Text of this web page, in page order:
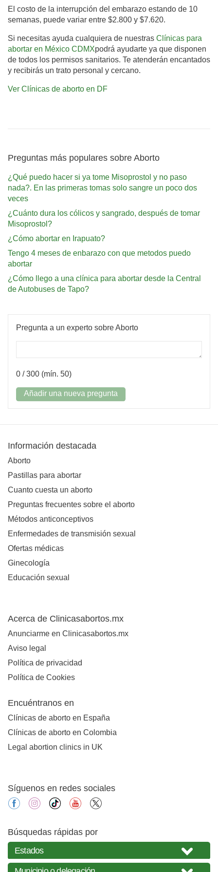
El costo de la interrupción del embarazo estando de 10
semanas, puede variar entre $2.800 y $7.620.
Si necesitas ayuda cualquiera de nuestras Clínicas para
abortar en México CDMXpodrá ayudarte ya que disponen
de todos los permisos sanitarios. Te atenderán encantados
y recibirás un trato personal y cercano.
Ver Clínicas de aborto en DF
Preguntas más populares sobre Aborto
¿Qué puedo hacer si ya tome Misoprostol y no paso
nada?. En las primeras tomas solo sangre un poco dos
veces
¿Cuánto dura los cólicos y sangrado, después de tomar
Misoprostol?
¿Cómo abortar en Irapuato?
Tengo 4 meses de enbarazo con que metodos puedo
abortar
¿Cómo llego a una clínica para abortar desde la Central
de Autobuses de Tapo?
Pregunta a un experto sobre Aborto
0 / 300 (mín. 50)
Añadir una nueva pregunta
Información destacada
Aborto
Pastillas para abortar
Cuanto cuesta un aborto
Preguntas frecuentes sobre el aborto
Métodos anticonceptivos
Enfermedades de transmisión sexual
Ofertas médicas
Ginecología
Educación sexual
Acerca de Clinicasabortos.mx
Anunciarme en Clinicasabortos.mx
Aviso legal
Política de privacidad
Política de Cookies
Encuéntranos en
Clínicas de aborto en España
Clínicas de aborto en Colombia
Legal abortion clinics in UK
Síguenos en redes sociales
facebookinstagram
tiktok youtube
Búsquedas rápidas por